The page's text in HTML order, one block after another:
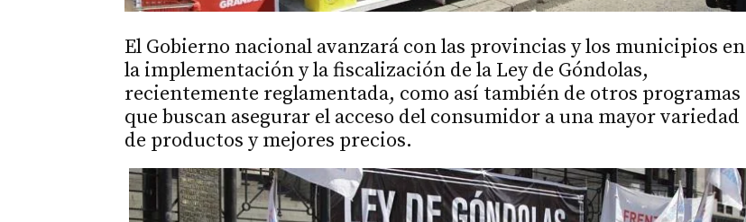
El Gobierno nacional avanzará con las provincias y los municipios en
la implementación y la fiscalización de la Ley de Góndolas,
recientemente reglamentada, como así también de otros programas
que buscan asegurar el acceso del consumidor a una mayor variedad
de productos y mejores precios.